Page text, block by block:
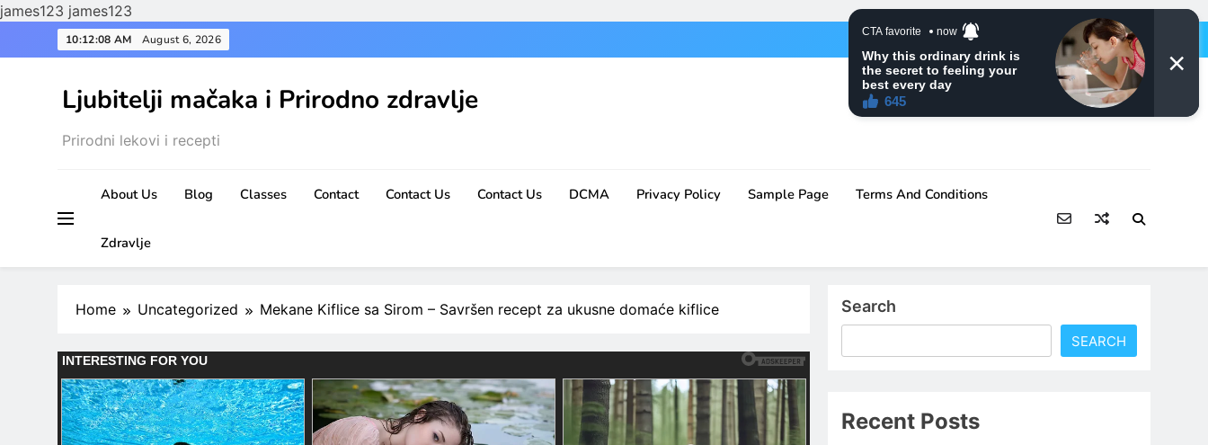
james123 james123
to
10:12:09 AM August 6, 2026
Ljubitelji mačaka i Prirodno zdravlje
Prirodni lekovi i recepti
About Us Blog Classes Contact Contact Us Contact Us DCMA Privacy Policy Sample Page Terms And Conditions
Zdravlje
Home Uncategorized Mekane Kiflice sa Sirom – Savršen recept za ukusne domaće kiflice Search
SEARCH
Recent Posts